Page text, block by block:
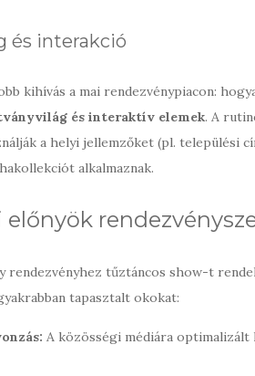
és interakció
kihívás a mai rendezvénypiacon:
és interaktív elemek. A
a helyi jellemzőket (pl. települési
alkalmaznak.
előnyök
rendezvényhez tűztáncos show-t
tapasztalt okokat:
A közösségi médiára optimalizált